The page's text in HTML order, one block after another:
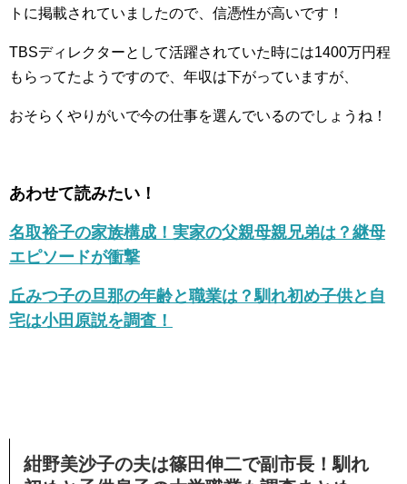
トに掲載されていましたので、信憑性が高いです！
TBSディレクターとして活躍されていた時には1400万円程
もらってたようですので、年収は下がっていますが、
おそらくやりがいで今の仕事を選んでいるのでしょうね！
あわせて読みたい！
名取裕子の家族構成！実家の父親母親兄弟は？継母
エピソードが衝撃
丘みつ子の旦那の年齢と職業は？馴れ初め子供と自
宅は小田原説を調査！
紺野美沙子の夫は篠田伸二で副市長！馴れ